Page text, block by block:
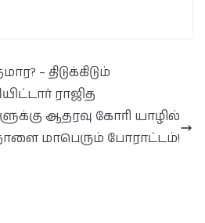
– திடுக்கிடும்
ராஜித
ஆதரவு கோரி யாழில்
மாபெரும் போராட்டம்!